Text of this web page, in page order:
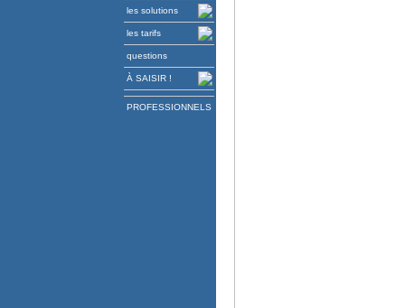
les solutions
les tarifs
questions
À SAISIR !
PROFESSIONNELS